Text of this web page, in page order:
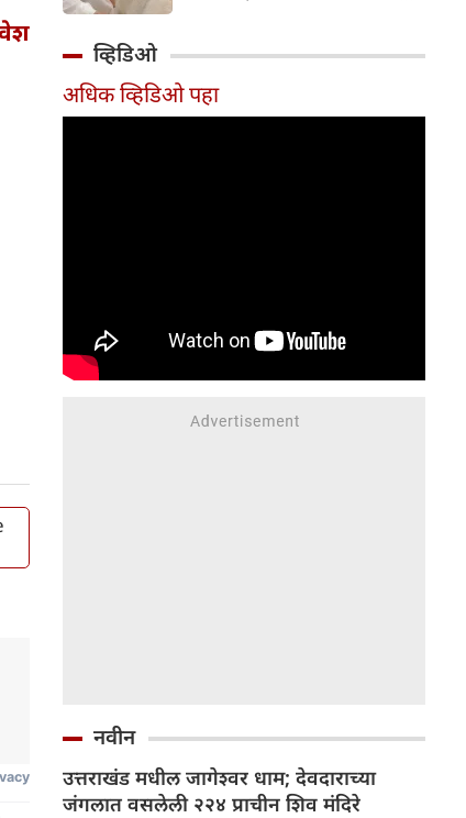
की अभिनेता एकाच वेळी बिर्याणी
खात होता आणि केसांवर उपचार
सलमानला जेवताना आरशात स्वतःला
व्हिडिओ
अधिक व्हिडिओ पहा
नवीन
उत्तराखंड मधील जागेश्वर धाम; देवदाराच्या
जंगलात वसलेली २२४ प्राचीन शिव मंदिरे